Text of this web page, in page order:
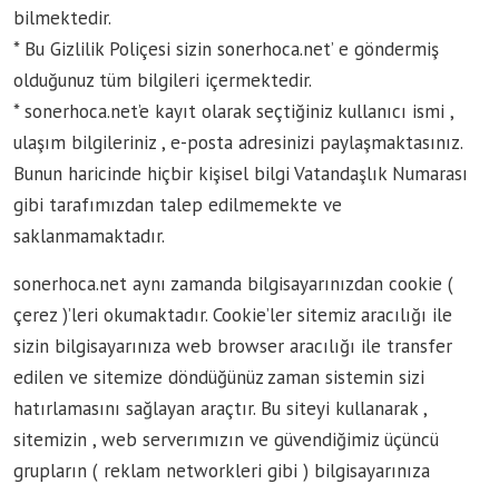
bilmektedir.
* Bu Gizlilik Poliçesi sizin sonerhoca.net’ e göndermiş
olduğunuz tüm bilgileri içermektedir.
* sonerhoca.net’e kayıt olarak seçtiğiniz kullanıcı ismi ,
ulaşım bilgileriniz , e-posta adresinizi paylaşmaktasınız.
Bunun haricinde hiçbir kişisel bilgi Vatandaşlık Numarası
gibi tarafımızdan talep edilmemekte ve
saklanmamaktadır.
sonerhoca.net aynı zamanda bilgisayarınızdan cookie (
çerez )’leri okumaktadır. Cookie’ler sitemiz aracılığı ile
sizin bilgisayarınıza web browser aracılığı ile transfer
edilen ve sitemize döndüğünüz zaman sistemin sizi
hatırlamasını sağlayan araçtır. Bu siteyi kullanarak ,
sitemizin , web serverımızın ve güvendiğimiz üçüncü
grupların ( reklam networkleri gibi ) bilgisayarınıza